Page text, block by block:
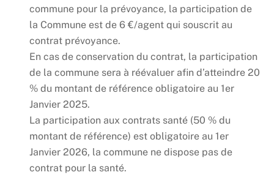
commune pour la prévoyance, la participation de
la Commune est de 6 €/agent qui souscrit au
contrat prévoyance.
En cas de conservation du contrat, la participation
de la commune sera à réévaluer afin d’atteindre 20
% du montant de référence obligatoire au 1er
Janvier 2025.
La participation aux contrats santé (50 % du
montant de référence) est obligatoire au 1er
Janvier 2026, la commune ne dispose pas de
contrat pour la santé.